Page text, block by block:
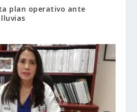
plan operativo ante